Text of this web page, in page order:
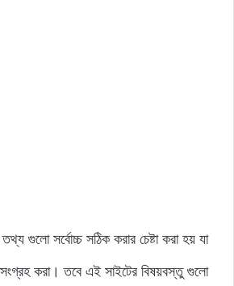
গুলো সর্বোচ্চ সঠিক করার চেষ্টা করা হয় যা
করা। তবে এই সাইটের বিষয়বস্তু গুলো